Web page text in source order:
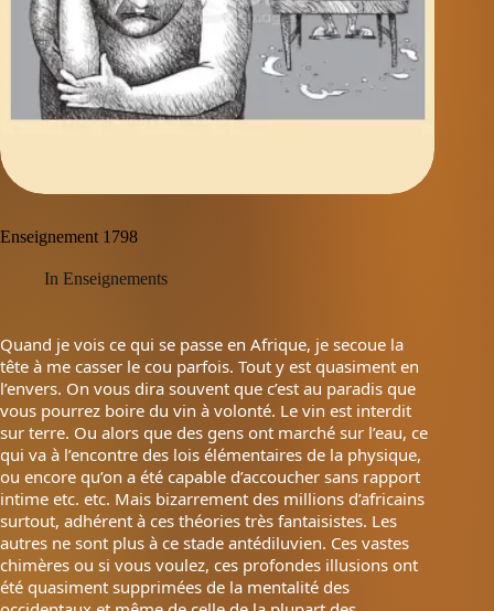
Enseignement 1798
In Enseignements
Quand je vois ce qui se passe en Afrique, je secoue la
tête à me casser le cou parfois. Tout y est quasiment en
l’envers. On vous dira souvent que c’est au paradis que
vous pourrez boire du vin à volonté. Le vin est interdit
sur terre. Ou alors que des gens ont marché sur l’eau, ce
qui va à l’encontre des lois élémentaires de la physique,
ou encore qu’on a été capable d’accoucher sans rapport
intime etc. etc. Mais bizarrement des millions d’africains
surtout, adhérent à ces théories très fantaisistes. Les
autres ne sont plus à ce stade antédiluvien. Ces vastes
chimères ou si vous voulez, ces profondes illusions ont
été quasiment supprimées de la mentalité des